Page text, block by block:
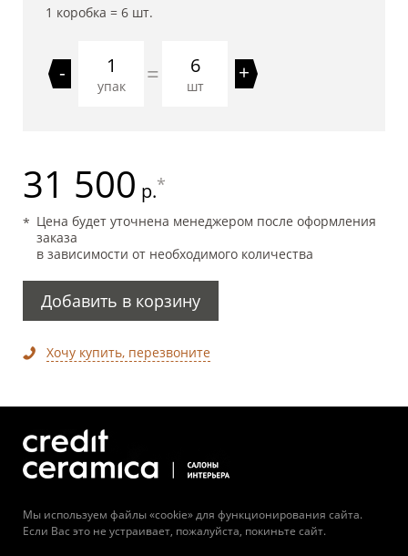
1 коробка = 6 шт.
-
упак = 6
шт
+
31 500 р.*
Цена будет уточнена менеджером после оформления
заказа
в зависимости от необходимого количества
Добавить в корзину
Хочу купить, перезвоните
Мы используем файлы «cookie» для функционирования сайта.
Если Вас это не устраивает, пожалуйста, покиньте сайт.